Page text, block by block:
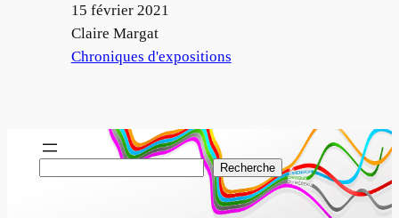
Date
15 février 2021
Auteur
Claire Margat
Par rapport à
Chroniques d'expositions
Recherche